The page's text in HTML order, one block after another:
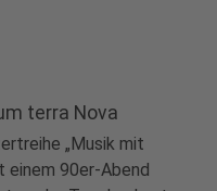
terra Nova
„Musik mit
einem 90er-Abend